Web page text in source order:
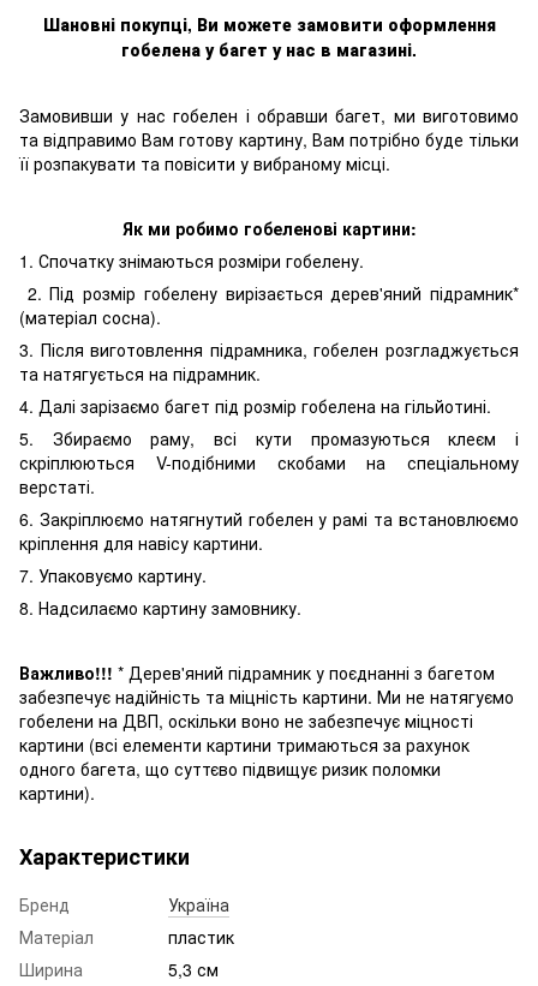
Шановні покупці, Ви можете замовити оформлення
гобелена у багет у нас в магазині.
Замовивши у нас гобелен і обравши багет, ми виготовимо
та відправимо Вам готову картину, Вам потрібно буде тільки
її розпакувати та повісити у вибраному місці.
Як ми робимо гобеленові картини:
1. Спочатку знімаються розміри гобелену.
2. Під розмір гобелену вирізається дерев'яний підрамник*
(матеріал сосна).
3. Після виготовлення підрамника, гобелен розгладжується
та натягується на підрамник.
4. Далі зарізаємо багет під розмір гобелена на гільйотині.
5. Збираємо раму, всі кути промазуються клеєм і
скріплюються V-подібними скобами на спеціальному
верстаті.
6. Закріплюємо натягнутий гобелен у рамі та встановлюємо
кріплення для навісу картини.
7. Упаковуємо картину.
8. Надсилаємо картину замовнику.
Важливо!!! * Дерев'яний підрамник у поєднанні з багетом
забезпечує надійність та міцність картини. Ми не натягуємо
гобелени на ДВП, оскільки воно не забезпечує міцності
картини (всі елементи картини тримаються за рахунок
одного багета, що суттєво підвищує ризик поломки
картини).
Характеристики
Бренд
Україна
Матеріал
пластик
Ширина
5,3 см